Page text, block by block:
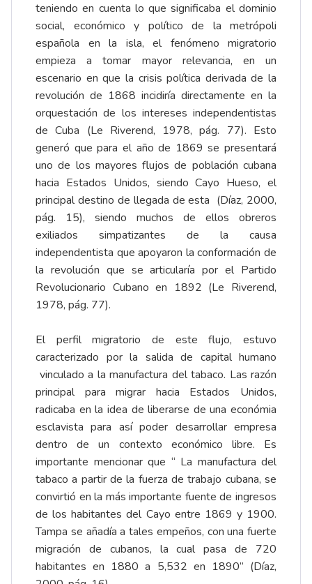
teniendo en cuenta lo que significaba el dominio
social, económico y político de la metrópoli
española en la isla, el fenómeno migratorio
empieza a tomar mayor relevancia, en un
escenario en que la crisis política derivada de la
revolución de 1868 incidiría directamente en la
orquestación de los intereses independentistas
de Cuba (Le Riverend, 1978, pág. 77). Esto
generó que para el año de 1869 se presentará
uno de los mayores flujos de población cubana
hacia Estados Unidos, siendo Cayo Hueso, el
principal destino de llegada de esta (Díaz, 2000,
pág. 15), siendo muchos de ellos obreros
exiliados simpatizantes de la causa
independentista que apoyaron la conformación de
la revolución que se articularía por el Partido
Revolucionario Cubano en 1892 (Le Riverend,
1978, pág. 77).
El perfil migratorio de este flujo, estuvo
caracterizado por la salida de capital humano
vinculado a la manufactura del tabaco. Las razón
principal para migrar hacia Estados Unidos,
radicaba en la idea de liberarse de una económia
esclavista para así poder desarrollar empresa
dentro de un contexto económico libre. Es
importante mencionar que “ La manufactura del
tabaco a partir de la fuerza de trabajo cubana, se
convirtió en la más importante fuente de ingresos
de los habitantes del Cayo entre 1869 y 1900.
Tampa se añadía a tales empeños, con una fuerte
migración de cubanos, la cual pasa de 720
habitantes en 1880 a 5,532 en 1890” (Díaz,